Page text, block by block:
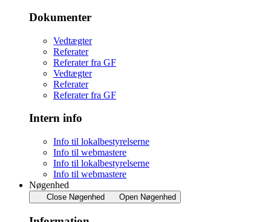
Dokumenter
Vedtægter
Referater
Referater fra GF
Vedtægter
Referater
Referater fra GF
Intern info
Info til lokalbestyrelserne
Info til webmastere
Info til lokalbestyrelserne
Info til webmastere
Nøgenhed
Close Nøgenhed Open Nøgenhed